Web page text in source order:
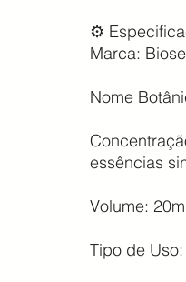
⚙️
Marca:
Nome
essências
Volume:
Tipo de